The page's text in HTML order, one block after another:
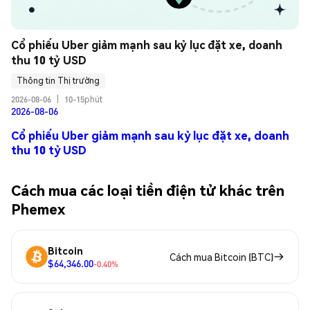
Cổ phiếu Uber giảm mạnh sau kỷ lục đặt xe, doanh
thu 10 tỷ USD
Thông tin Thị trường
2026-08-06
10-15phút
2026-08-06
Cổ phiếu Uber giảm mạnh sau kỷ lục đặt xe, doanh
thu 10 tỷ USD
Cách mua các loại tiền điện tử khác trên
Phemex
Bitcoin
$64,346.00-0.40%
Cách mua Bitcoin (BTC)